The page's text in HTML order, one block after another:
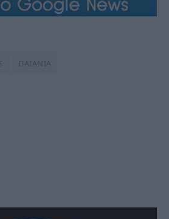
ΠΑΙΑΝΙΑ